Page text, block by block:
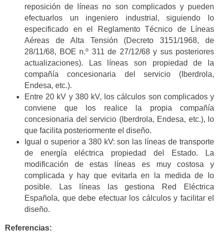
reposición de líneas no son complicados y pueden
efectuarlos un ingeniero industrial, siguiendo lo
especificado en el Reglamento Técnico de Líneas
Aéreas de Alta Tensión (Decreto 3151/1968, de
28/11/68, BOE n.º 311 de 27/12/68 y sus posteriores
actualizaciones). Las líneas son propiedad de la
compañía concesionaria del servicio (Iberdrola,
Endesa, etc.).
Entre 20 kV y 380 kV, los cálculos son complicados y
conviene que los realice la propia compañía
concesionaria del servicio (Iberdrola, Endesa, etc.), lo
que facilita posteriormente el diseño.
Igual o superior a 380 kV: son las líneas de transporte
de energía eléctrica propiedad del Estado. La
modificación de estas líneas es muy costosa y
complicada y hay que evitarla en la medida de lo
posible. Las líneas las gestiona Red Eléctrica
Española, que debe efectuar los cálculos y facilitar el
diseño.
Referencias: